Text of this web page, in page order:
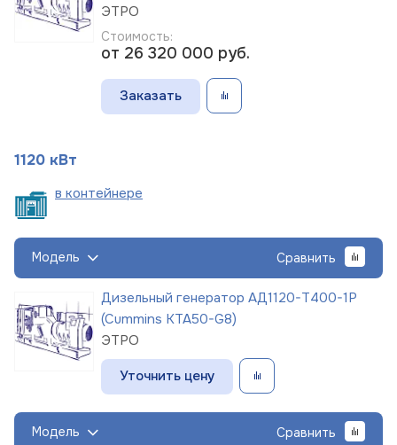
ЭТРО
Стоимость:
от 26 320 000 руб.
Заказать
1120 кВт
в контейнере
Модель Сравнить
Дизельный генератор АД1120-Т400-1Р
(Cummins KTA50-G8)
ЭТРО
Уточнить цену
Модель Сравнить